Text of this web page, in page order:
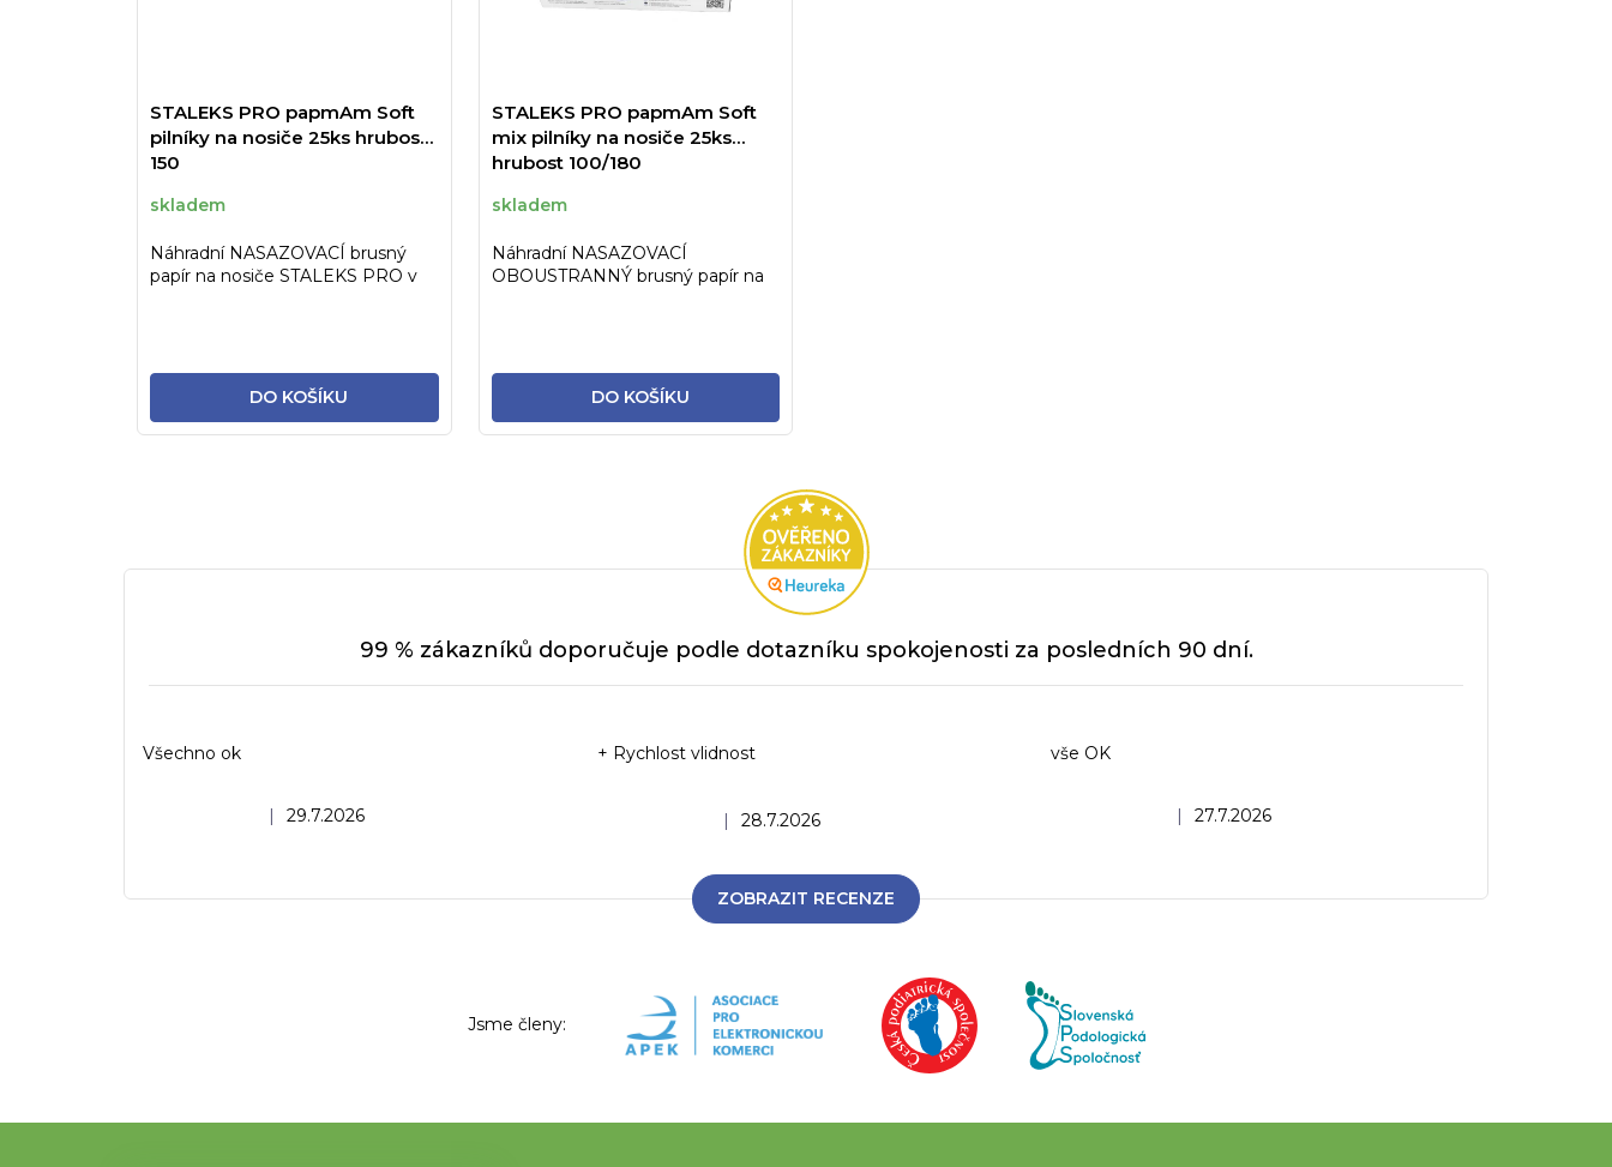
STALEKS PRO papmAm Soft
pilníky na nosiče 25ks hrubost
150
skladem
DO KOŠÍKU
Náhradní NASAZOVACÍ brusný
papír na nosiče STALEKS PRO v
STALEKS PRO papmAm Soft
mix pilníky na nosiče 25ks
hrubost 100/180
skladem
DO KOŠÍKU
Náhradní NASAZOVACÍ
OBOUSTRANNÝ brusný papír na
99 % zákazníků doporučuje podle dotazníku spokojenosti za posledních 90 dní.
Hodnocení obchodu je 5 z 5 hvězdiček.
| 29.7.2026
Všechno ok
Hodnocení obchodu je 5 z 5 hvězdiček.
28.7.2026
+ Rychlost vlidnost
Hodnocení obchodu je 5 z 5 hvězdiček.
| 27.7.2026
vše OK
ZOBRAZIT RECENZE
Jsme členy: